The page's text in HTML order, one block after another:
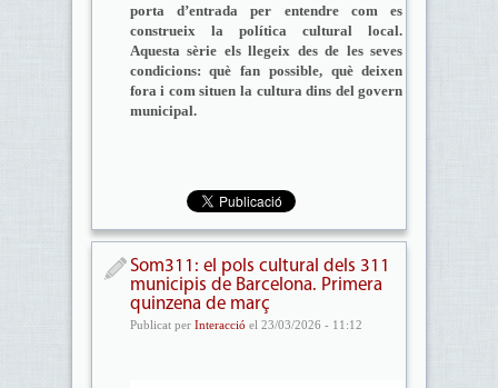
porta d’entrada per entendre com es
construeix la política cultural local.
Aquesta sèrie els llegeix des de les seves
condicions: què fan possible, què deixen
fora i com situen la cultura dins del govern
municipal.
Som311: el pols cultural dels 311
municipis de Barcelona. Primera
quinzena de març
Publicat per Interacció el 23/03/2026 - 11:12